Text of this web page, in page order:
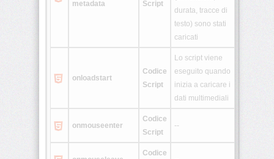
metadata
Script
durata, tracce di
testo) sono stati
caricati
onloadstart
Codice
Script
Lo script viene
eseguito quando
inizia a caricare i
dati multimediali
onmouseenter
Codice
Script
--
Codice